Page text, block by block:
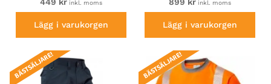
449 krinkl. moms
Lägg i varukorgen
899 kr inkl. moms
Lägg i varukorgen
BÄSTSÄLJARE! BÄSTSÄLJARE!